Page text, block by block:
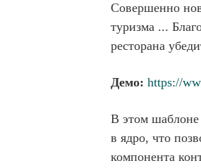
Совершенно
туризма ...
ресторана
Демо: https://
В этом шаблоне
в ядро, что
компонента